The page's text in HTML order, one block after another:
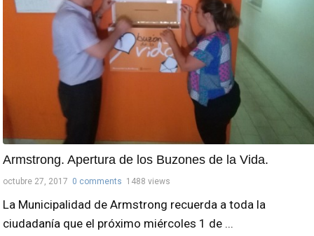
Armstrong. Apertura de los Buzones de la Vida.
octubre 27, 2017 0 comments 1488 views
La Municipalidad de Armstrong recuerda a toda la
ciudadanía que el próximo miércoles 1 de ...